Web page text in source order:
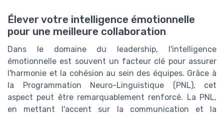
Élever votre intelligence émotionnelle
pour une meilleure collaboration
Dans le domaine du leadership, l'intelligence
émotionnelle est souvent un facteur clé pour assurer
l'harmonie et la cohésion au sein des équipes. Grâce à
la Programmation Neuro-Linguistique (PNL), cet
aspect peut être remarquablement renforcé. La PNL,
en mettant l'accent sur la communication et la